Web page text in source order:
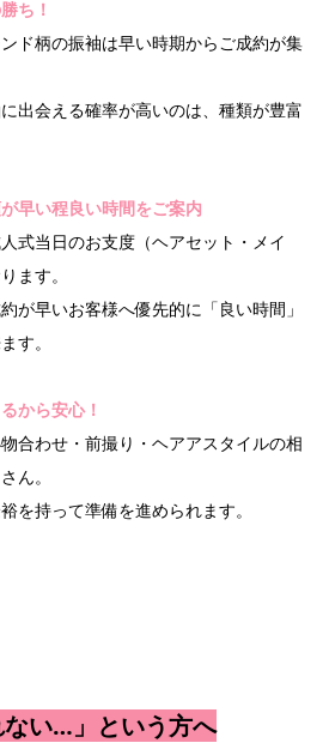
ち！
ド柄の振袖は早い時期からご成約が集
出会える確率が高いのは、種類が豊富
早い程良い時間をご案内
式当日のお支度（ヘアセット・メイ
ます。
が早いお客様へ優先的に「良い時間」
す。
から安心！
合わせ・前撮り・ヘアアスタイルの相
ん。
を持って準備を進められます。
い…」という方へ